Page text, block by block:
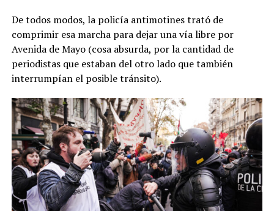
De todos modos, la policía antimotines trató de
comprimir esa marcha para dejar una vía libre por
Avenida de Mayo (cosa absurda, por la cantidad de
periodistas que estaban del otro lado que también
interrumpían el posible tránsito).